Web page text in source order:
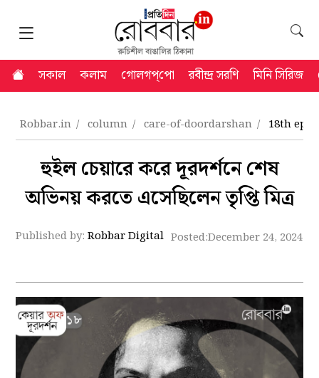
সকাল কলাম গোলগপ্‌পো রবীন্দ্র সরণি মিনি সিরিজ
Robbar.in column care-of-doordarshan 18th
হুইল চেয়ারে করে দূরদর্শনে শেষ
অভিনয় করতে এসেছিলেন তৃপ্তি মিত্র
Published by:Robbar Digital Posted:December 24, 2024